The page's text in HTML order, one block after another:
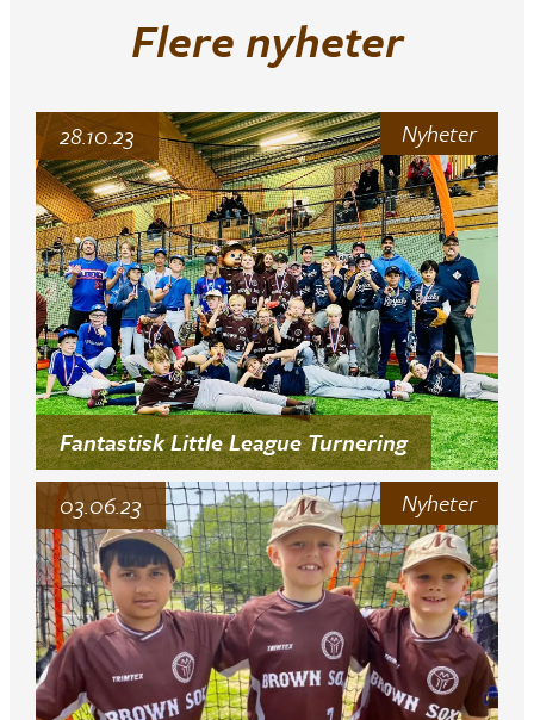
Flere nyheter
Nyheter
Fantastisk Little League Turnering
28.10.23
Nyheter
03.06.23